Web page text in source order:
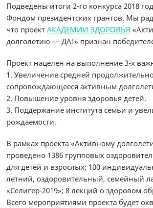
Подведены итоги 2-го конкурса 2018
Фондом президентских грантов. Мы
что проектАКАДЕМИИ ЗДОРОВЬЯ
долголетию — ДА!» признан
Проект нацелен на выполнение 3-х
1. Увеличение средней
сопровождающееся активным
2. Повышение уровня здоровья детей.
3. Поддержание института семьи и
рождаемости.
В рамках проекта «Активному
проведено 1386 групповых
для детей и взрослых; 100
летний, оздоровительный, семейный
«Селигер-2019»; 8 лекций о здоровом
Всего мероприятиями проекта будет